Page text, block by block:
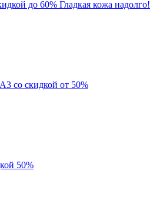
до 60% Гладкая кожа надолго!
со скидкой от 50%
50%